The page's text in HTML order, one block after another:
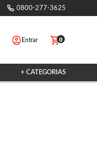
0800-277-3625
Entrar 0
+ CATEGORIAS